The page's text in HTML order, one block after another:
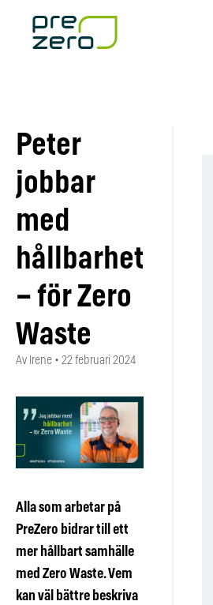
Peter
jobbar
med
hållbarhet
– för Zero
Waste
Av Irene • 22 februari 2024
Alla som arbetar på
PreZero bidrar till ett
mer hållbart samhälle
med Zero Waste. Vem
kan väl bättre beskriva